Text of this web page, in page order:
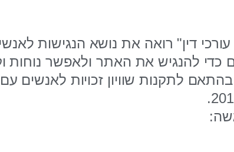
דין" רואה את נושא הנגישות
כדי להנגיש את האתר ולאפשר נוחות
לתקנות שוויון זכויות לאנשים